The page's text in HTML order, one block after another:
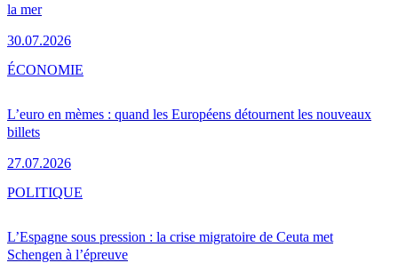
la mer
30.07.2026
L’euro en mèmes : quand les Européens détournent les nouveaux
billets
27.07.2026
ÉCONOMIE
L’Espagne sous pression : la crise migratoire de Ceuta met
Schengen à l’épreuve
POLITIQUE